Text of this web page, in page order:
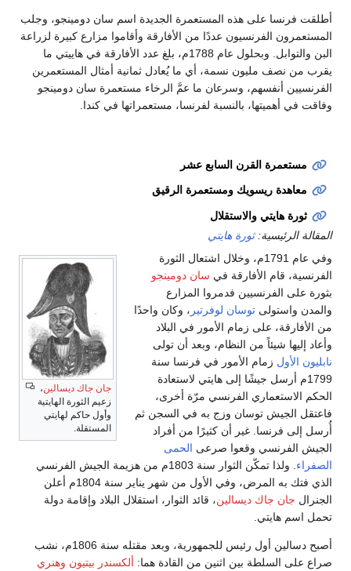
أطلقت فرنسا على هذه المستعمرة الجديدة اسم سان دومينجو، وجلب
المستعمرون الفرنسيون عددًا من الأفارقة وأقاموا مزارع كبيرة لزراعة
البن والتوابل. وبحلول عام 1788م، بلغ عدد الأفارقة في هاييتي ما
يقرب من نصف مليون نسمة، أي ما يُعادل ثمانية أمثال المستعمرين
الفرنسيين أنفسهم، وسرعان ما عمَّ الرخاء مستعمرة سان دومينجو
وفاقت في أهميتها، بالنسبة لفرنسا، مستعمراتها في كندا.
مستعمرة القرن السابع عشر
معاهدة ريسويك ومستعمرة الرقيق
ثورة هايتي والاستقلال
المقالة الرئيسية:ثورة هايتي
جان جاك ديسالين،
زعيم الثورة الهايتية
وأول حاكم لهايتي
المستقلة.
وفي عام 1791م، وخلال اشتعال الثورة
الفرنسية، قام الأفارقة في سان دومينجو
بثورة على الفرنسيين فدمروا المزارع
والمدن واستولى توسان لوفرتير ، وكان واحدًا
من الأفارقة، على زمام الأمور في البلاد
وأعاد إليها شيئاً من النظام، وبعد أن تولى
نابليون الأول زمام الأمور في فرنسا سنة
1799م أرسل جيشًا إلى هايتي لاستعادة
الحكم الاستعماري الفرنسي مرّة أخرى،
فاعتقل الجيش توسان وزج به في السجن ثم
أُرسل إلى فرنسا. غير أن كثيرًا من أفراد
الجيش الفرنسي وقعوا صرعى الحمى
الصفراء
. ولذا تمكّن الثوار سنة 1803م من هزيمة الجيش الفرنسي
الذي فتك به المرض، وفي الأول من شهر يناير سنة 1804م أعلن
الجنرال جان جاك ديسالين، قائد الثوار، استقلال البلاد وإقامة دولة
تحمل اسم هايتي.
أصبح دسالين أول رئيس للجمهورية، وبعد مقتله سنة 1806م، نشب
صراع على السلطة بين اثنين من القادة هما: ألكسندر بيتيون وهنري